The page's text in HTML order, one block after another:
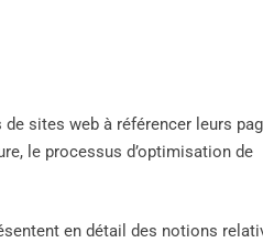
sites web à référencer leurs
le processus d’optimisation de
en détail des notions